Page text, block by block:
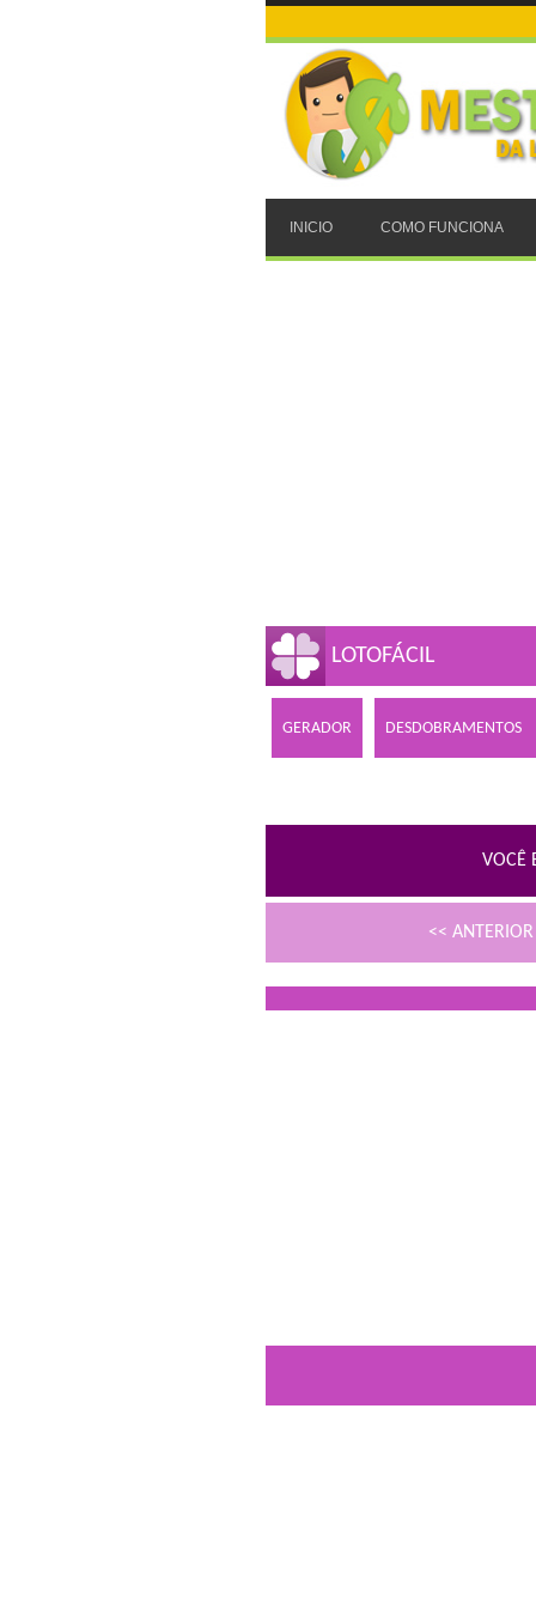
INICIO COMO FUNCIONA
LOTOFÁCIL
GERADOR DESDOBRAMENTOS
VOCÊ
<<